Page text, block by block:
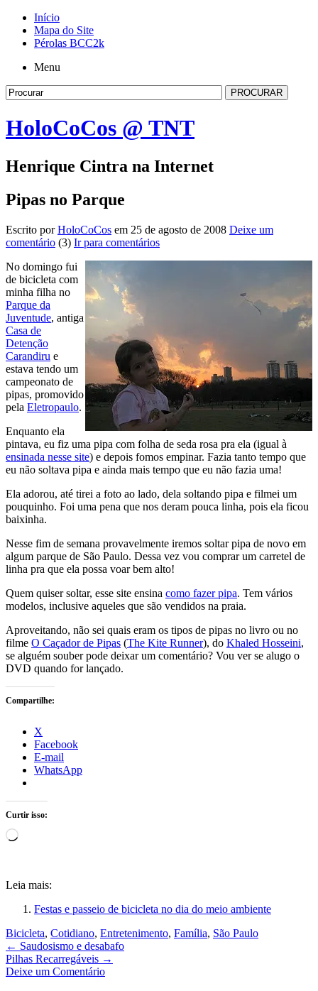
Início
Mapa do Site
Pérolas BCC2k
Menu
HoloCoCos @ TNT
Henrique Cintra na Internet
Pipas no Parque
Escrito porHoloCoCos em 25 de agosto de 2008 Deixe um
comentário (3) Ir para comentários
No domingo fui
de bicicleta com
minha filha no
Parque da
Juventude, antiga
Casa de
Detenção
Carandiru e
estava tendo um
campeonato de
pipas, promovido
pela Eletropaulo.
Enquanto ela
pintava, eu fiz uma pipa com folha de seda rosa pra ela (igual à
ensinada nesse site) e depois fomos empinar. Fazia tanto tempo que
eu não soltava pipa e ainda mais tempo que eu não fazia uma!
Ela adorou, até tirei a foto ao lado, dela soltando pipa e filmei um
pouquinho. Foi uma pena que nos deram pouca linha, pois ela ficou
baixinha.
Nesse fim de semana provavelmente iremos soltar pipa de novo em
algum parque de São Paulo. Dessa vez vou comprar um carretel de
linha pra que ela possa voar bem alto!
Quem quiser soltar, esse site ensina como fazer pipa. Tem vários
modelos, inclusive aqueles que são vendidos na praia.
Aproveitando, não sei quais eram os tipos de pipas no livro ou no
filme O Caçador de Pipas (The Kite Runner), do Khaled Hosseini,
se alguém souber pode deixar um comentário? Vou ver se alugo o
DVD quando for lançado.
Compartilhe:
X
Facebook
E-mail
WhatsApp
Curtir isso:
Carregando...
Leia mais:
Festas e passeio de bicicleta no dia do meio ambiente
Bicicleta, Cotidiano, Entretenimento, Família, São Paulo
← Saudosismo e desabafo
Pilhas Recarregáveis →
Deixe um Comentário